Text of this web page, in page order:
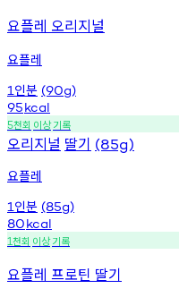
요플레 오리지널
요플레
1 인분 (90g)
95kcal
5천회 이상기록
오리지널 딸기 (85g)
요플레
1 인분 (85g)
80kcal
1천회 이상기록
요플레 프로틴 딸기